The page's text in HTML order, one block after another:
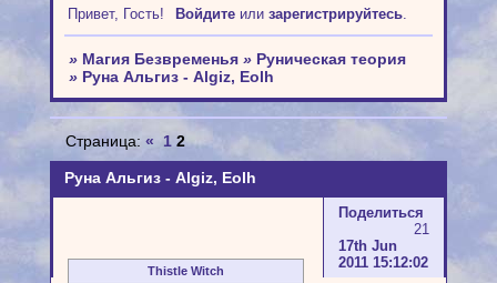
Привет, Гость! Войдитеили зарегистрируйтесь.
» Магия Безвременья » Руническая теория
» Руна Альгиз - Algiz, Eolh
Руна Альгиз - Algiz, Eolh
Страница: « 1 2
Поделиться
21
17th Jun
2011 15:12:02
Thistle Witch